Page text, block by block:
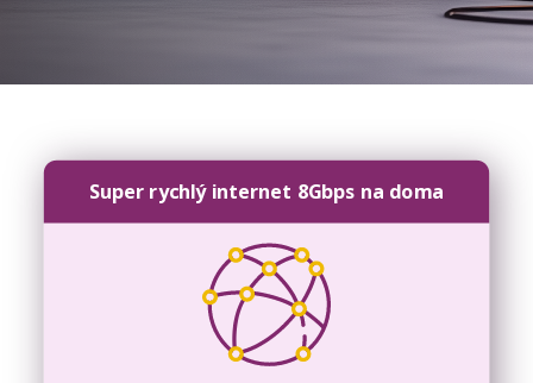
Super rychlý internet 8Gbps na doma